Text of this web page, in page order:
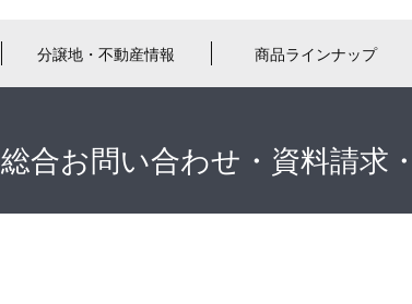
分譲地・不動産情報 商品ラインナップ
総合お問い合わせ・資料請求